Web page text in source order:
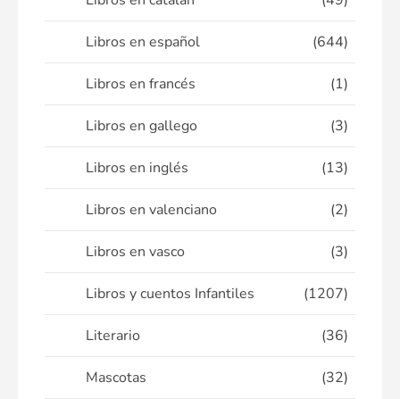
Libros en español (644)
Libros en francés (1)
Libros en gallego (3)
Libros en inglés (13)
Libros en valenciano (2)
Libros en vasco (3)
Libros y cuentos Infantiles (1207)
Literario (36)
Mascotas (32)